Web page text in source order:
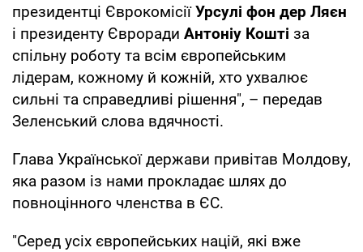
президентці ЄврокомісіїУрсулі фон дер Ляєн
і президенту Євроради Антоніу Кошті за
спільну роботу та всім європейським
лідерам, кожному й кожній, хто ухвалює
сильні та справедливі рішення", – передав
Зеленський слова вдячності.
Глава Української держави привітав Молдову,
яка разом із нами прокладає шлях до
повноцінного членства в ЄС.
"Серед усіх європейських націй, які вже